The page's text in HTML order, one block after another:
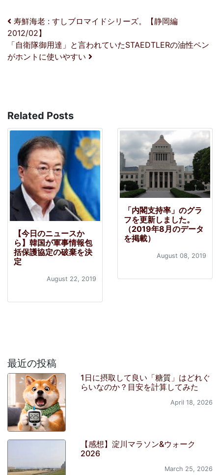
投稿ナビゲーション
寿鮮海老 : すしブロマイドシリーズ。【静岡編
2012/02】
「自衛隊御用達」と言われていたSTAEDTLERの油性ペン
がホントに使いやすい
Related Posts
【今日のニュースか
ら】韓国が軍事情報包
括保護協定の破棄を決
定
August 22, 2019
「内閣支持率」のグラ
フを更新しました。
（2019年8月のデータ
を掲載）
August 08, 2019
最近の投稿
1日に摂取して良い「糖質」はどれぐ
らいなのか？目安を計算してみた
April 18, 2026
【感想】淀川マラソン&ウォーク
2026
March 25, 2026